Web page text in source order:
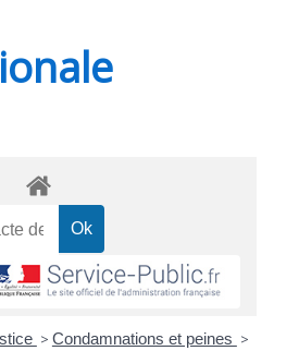
> Condamnations et peines >